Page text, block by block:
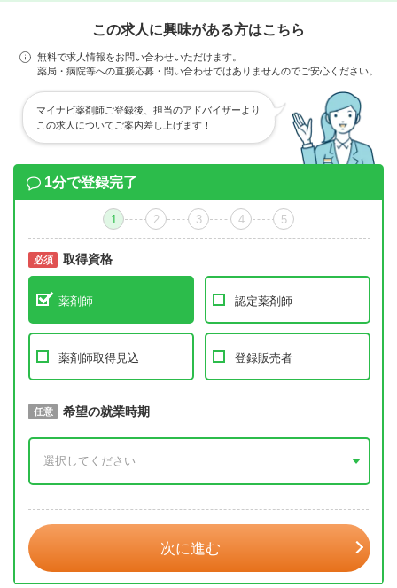
この求人に興味がある方はこちら
無料で求人情報をお問い合わせいただけます。
薬局・病院等への直接応募・問い合わせではありませんのでご安心ください。
マイナビ薬剤師ご登録後、担当のアドバイザーより
この求人についてご案内差し上げます！
1分で登録完了
1 2 3 4 5
必須 取得資格
薬剤師 認定薬剤師
薬剤師取得見込 登録販売者
必須 取得予定年
任意 希望の就業時期
次に進む